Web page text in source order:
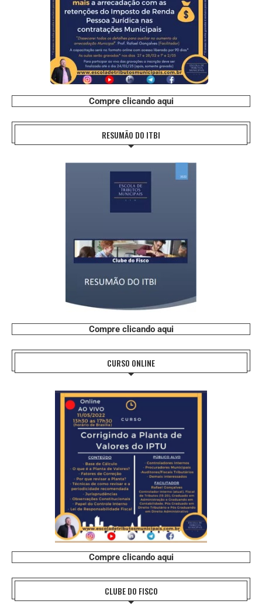
Compre clicando aqui
RESUMÃO DO ITBI
Compre clicando aqui
CURSO ONLINE
Compre clicando aqui
CLUBE DO FISCO